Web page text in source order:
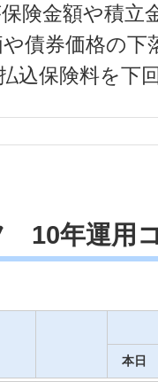
険金額や積立
債券価格の下
込保険料を下
金等ではなく
をする場合等
の新規成立・
です。ファ
10年運用
本日